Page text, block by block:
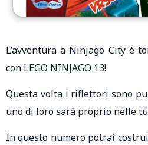
L’avventura a Ninjago City è
con LEGO NINJAGO 13!
Questa volta i riflettori sono
uno di loro sarà proprio nelle
In questo numero potrai